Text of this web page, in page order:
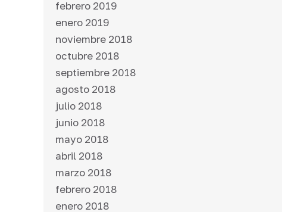
febrero 2019
enero 2019
noviembre 2018
octubre 2018
septiembre 2018
agosto 2018
julio 2018
junio 2018
mayo 2018
abril 2018
marzo 2018
febrero 2018
enero 2018